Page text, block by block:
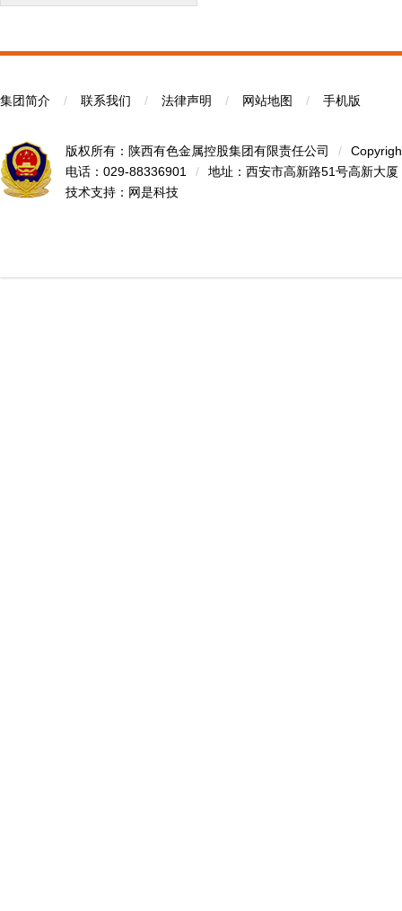
集团简介 / 联系我们 / 法律声明 / 网站地图 / 手机版
版权所有：陕西有色金属控股集团有限责任公司 /
电话：029-88336901
/
地址：西安市高新路51号高新大厦
技术支持： 网是科技